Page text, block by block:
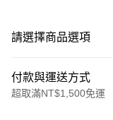
請選擇商品選項
付款與運送方式
超取滿NT$1,500免運